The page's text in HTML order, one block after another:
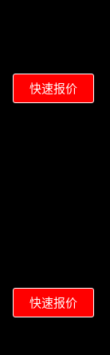
快速报价
快速报价